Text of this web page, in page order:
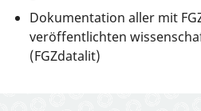
Dokumentation aller mit
veröffentlichten
(FGZdatalit)